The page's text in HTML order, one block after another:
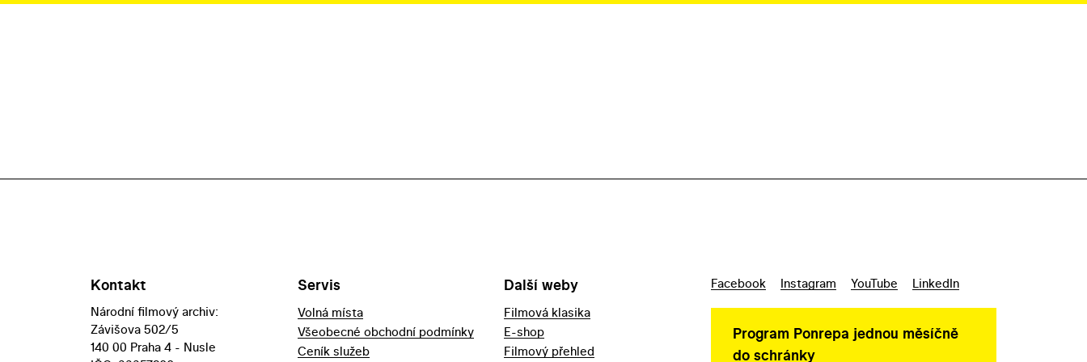
Kontakt
Národní filmový archiv:
Závišova 502/5
140 00 Praha 4 - Nusle
Servis
Volná místa
Všeobecné obchodní podmínky
Ceník služeb
Další weby
Filmová klasika
E-shop
Filmový přehled
Facebook Instagram YouTube LinkedIn
Program Ponrepa jednou měsíčně
do schránky